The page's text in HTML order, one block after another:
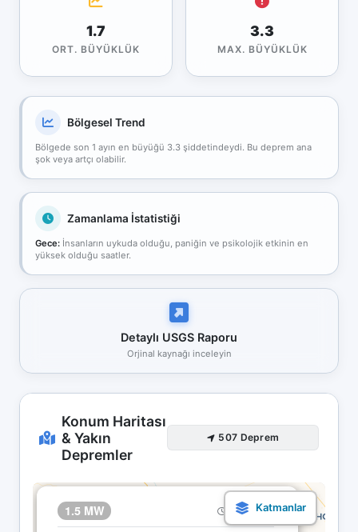
1.7
ORT. BÜYÜKLÜK
3.3
MAX. BÜYÜKLÜK
Bölgesel Trend
Bölgede son 1 ayın en büyüğü 3.3 şiddetindeydi. Bu deprem ana
şok veya artçı olabilir.
Zamanlama İstatistiği
Gece: İnsanların uykuda olduğu, paniğin ve psikolojik etkinin en
yüksek olduğu saatler.
Detaylı USGS Raporu
Orjinal kaynağı inceleyin
Konum Haritası
& Yakın
Depremler
507 Deprem
1.5 MW 30.04 02:57
×